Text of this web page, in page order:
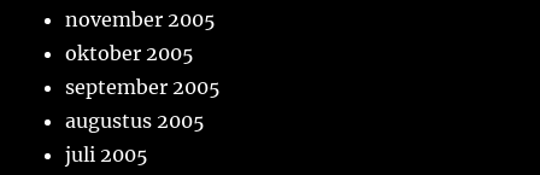
november 2005
oktober 2005
september 2005
augustus 2005
juli 2005